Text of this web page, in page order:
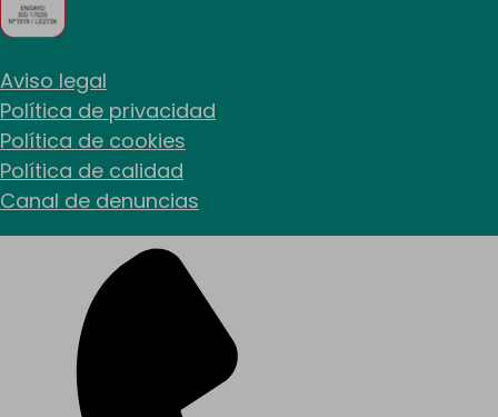
Aviso legal
Política de privacidad
Política de cookies
Política de calidad
Canal de denuncias